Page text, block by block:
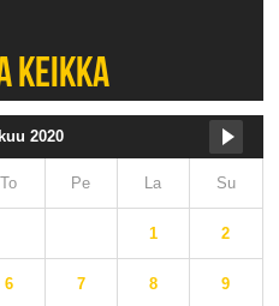
KEIKKA
2020
To Pe La Su
1 2
6 7 8 9